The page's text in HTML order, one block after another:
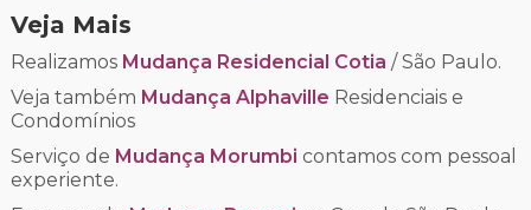
Veja Mais
Realizamos Mudança Residencial Cotia / São Paulo.
Veja também Mudança Alphaville Residenciais e
Condomínios
Serviço de Mudança Morumbi contamos com pessoal
experiente.